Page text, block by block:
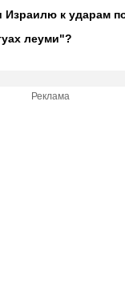
Израилю к ударам
леуми"?
Реклама